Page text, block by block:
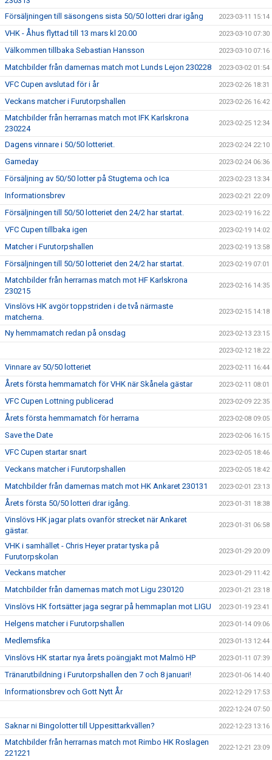
Försäljningen till säsongens sista 50/50 lotteri drar igång 2023-03-11 15:14
VHK - Åhus flyttad till 13 mars kl 20.00 2023-03-10 07:30
Välkommen tillbaka Sebastian Hansson 2023-03-10 07:16
Matchbilder från damernas match mot Lunds Lejon 230228 2023-03-02 01:54
VFC Cupen avslutad för i år 2023-02-26 18:31
Veckans matcher i Furutorpshallen 2023-02-26 16:42
Matchbilder från herrarnas match mot IFK Karlskrona
230224
2023-02-25 12:34
Dagens vinnare i 50/50 lotteriet. 2023-02-24 22:10
Gameday 2023-02-24 06:36
Försäljning av 50/50 lotter på Stugtema och Ica 2023-02-23 13:34
Informationsbrev 2023-02-21 22:09
Försäljningen till 50/50 lotteriet den 24/2 har startat. 2023-02-19 16:22
VFC Cupen tillbaka igen 2023-02-19 14:02
Matcher i Furutorpshallen 2023-02-19 13:58
Försäljningen till 50/50 lotteriet den 24/2 har startat. 2023-02-19 07:01
Matchbilder från herrarnas match mot HF Karlskrona
230215
2023-02-16 14:35
Vinslövs HK avgör toppstriden i de två närmaste
matcherna.
2023-02-15 14:18
Ny hemmamatch redan på onsdag 2023-02-13 23:15
2023-02-12 18:22
Vinnare av 50/50 lotteriet 2023-02-11 16:44
Årets första hemmamatch för VHK när Skånela gästar 2023-02-11 08:01
VFC Cupen Lottning publicerad 2023-02-09 22:35
Årets första hemmamatch för herrarna 2023-02-08 09:05
Save the Date 2023-02-06 16:15
VFC Cupen startar snart 2023-02-05 18:46
Veckans matcher i Furutorpshallen 2023-02-05 18:42
Matchbilder från damernas match mot HK Ankaret 230131 2023-02-01 23:13
Årets första 50/50 lotteri drar igång. 2023-01-31 18:38
Vinslövs HK jagar plats ovanför strecket när Ankaret
gästar.
2023-01-31 06:58
VHK i samhället - Chris Heyer pratar tyska på
Furutorpskolan
2023-01-29 20:09
Veckans matcher 2023-01-29 11:42
Matchbilder från damernas match mot Ligu 230120 2023-01-21 23:18
Vinslövs HK fortsätter jaga segrar på hemmaplan mot LIGU 2023-01-19 23:41
Helgens matcher i Furutorpshallen 2023-01-14 09:06
Medlemsfika 2023-01-13 12:44
Vinslövs HK startar nya årets poängjakt mot Malmö HP 2023-01-11 07:39
Tränarutbildning i Furutorpshallen den 7 och 8 januari! 2023-01-06 14:40
Informationsbrev och Gott Nytt År 2022-12-29 17:53
2022-12-24 07:50
Saknar ni Bingolotter till Uppesittarkvällen? 2022-12-23 13:16
Matchbilder från herrarnas match mot Rimbo HK Roslagen
221221
2022-12-21 23:09